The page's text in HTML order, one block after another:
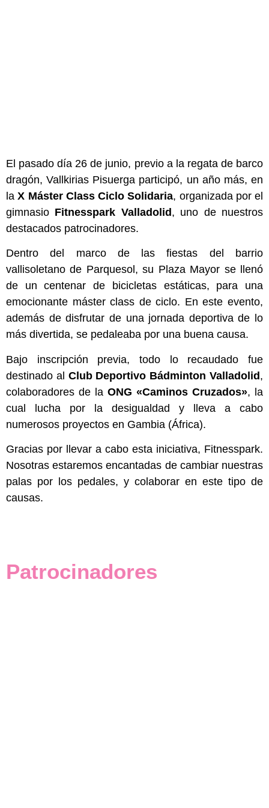
El pasado día 26 de junio, previo a la regata de barco
dragón, Vallkirias Pisuerga participó, un año más, en
laX Máster Class Ciclo Solidaria, organizada por el
gimnasio Fitnesspark Valladolid , uno de nuestros
destacados patrocinadores.
Dentro del marco de las fiestas del barrio
vallisoletano de Parquesol, su Plaza Mayor se llenó
de un centenar de bicicletas estáticas, para una
emocionante máster class de ciclo. En este evento,
además de disfrutar de una jornada deportiva de lo
más divertida, se pedaleaba por una buena causa.
Bajo inscripción previa, todo lo recaudado fue
destinado al Club Deportivo Bádminton Valladolid,
colaboradores de la ONG «Caminos Cruzados», la
cual lucha por la desigualdad y lleva a cabo
numerosos proyectos en Gambia (África).
Gracias por llevar a cabo esta iniciativa, Fitnesspark.
Nosotras estaremos encantadas de cambiar nuestras
palas por los pedales, y colaborar en este tipo de
causas.
Patrocinadores